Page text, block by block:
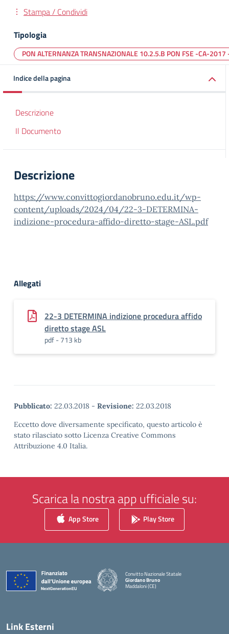
Stampa / Condividi
Tipologia
PON ALTERNANZA TRANSNAZIONALE 10.2.5.B PON FSE -CA-
Indice della pagina
Descrizione
Il Documento
Descrizione
https://www.convittogiordanobruno.edu.it/wp-
content/uploads/2024/04/22-3-DETERMINA-
indizione-procedura-affido-diretto-stage-ASL.pdf
Allegati
22-3 DETERMINA indizione procedura affido
diretto stage ASL
pdf - 713 kb
Pubblicato: 22.03.2018 - Revisione: 22.03.2018
Eccetto dove diversamente specificato, questo articolo è
stato rilasciato sotto Licenza Creative Commons
Attribuzione 4.0 Italia.
Scarica la nostra app ufficiale su:
App Store Play Store
Convitto Nazionale Statale
Giordano Bruno
Maddaloni (CE)
Link Esterni